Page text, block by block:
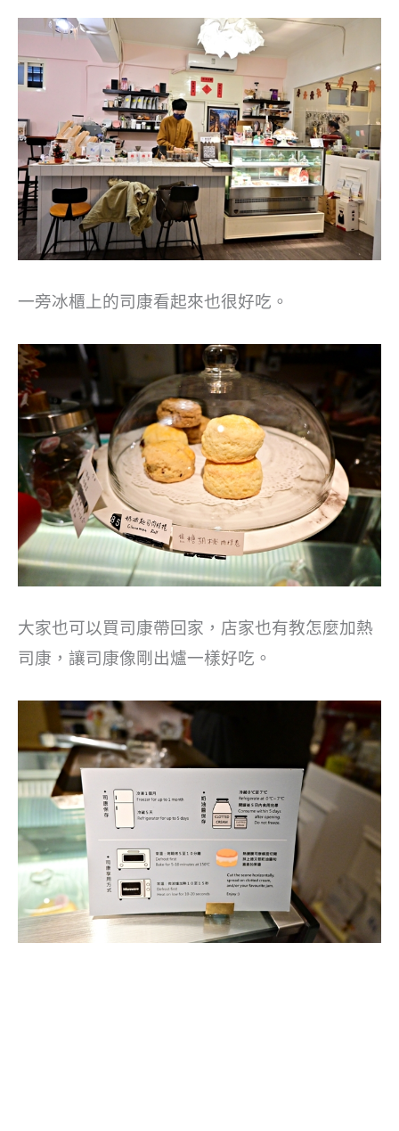
一旁冰櫃上的司康看起來也很好吃。
大家也可以買司康帶回家，店家也有教怎麼加熱
司康，讓司康像剛出爐一樣好吃。